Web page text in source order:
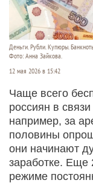
Деньги. Рубли. Купюры.
Фото: Анна Зайкова.
12 мая 2026 в 15:42
Чаще всего
россиян в
например, за
половины
они начинают
заработке. Еще
режиме